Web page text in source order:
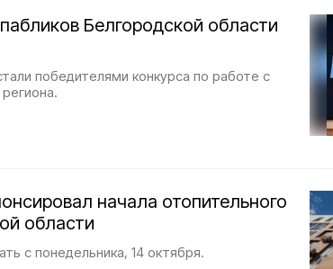
Белгородской области
победителями конкурса по работе с
начала отопительного
области
с понедельника, 14 октября.